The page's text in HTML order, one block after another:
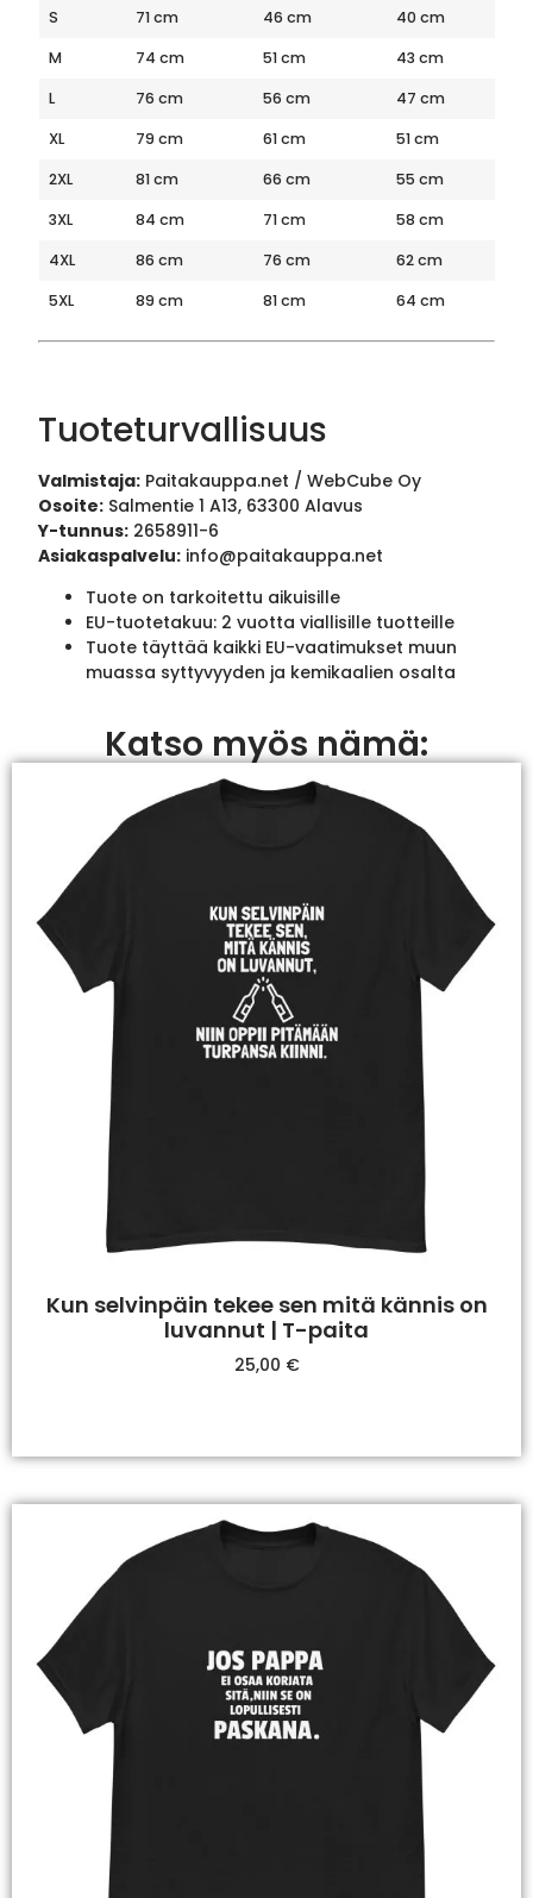
S 71 cm 46 cm
40 cm
M
74 cm 51 cm
43 cm
L
76 cm 56 cm
47 cm
XL
79 cm 61 cm
51 cm
2XL
81 cm 66 cm
55 cm
3XL
84 cm 71 cm
58 cm
4XL
86 cm 76 cm
62 cm
5XL
89 cm 81 cm 64 cm
Tuoteturvallisuus
Valmistaja: Paitakauppa.net / WebCube Oy
Osoite: Salmentie 1 A13, 63300 Alavus
Y-tunnus: 2658911-6
Asiakaspalvelu: info@paitakauppa.net
Tuote on tarkoitettu aikuisille
EU-tuotetakuu: 2 vuotta viallisille tuotteille
Tuote täyttää kaikki EU-vaatimukset muun
muassa syttyvyyden ja kemikaalien osalta
Katso myös nämä:
Kun selvinpäin tekee sen mitä kännis on
luvannut | T-paita
25,00 €